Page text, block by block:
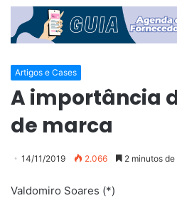
Artigos e Cases
A importância
de marca
14/11/2019 2.066 2 minutos
Valdomiro Soares (*)